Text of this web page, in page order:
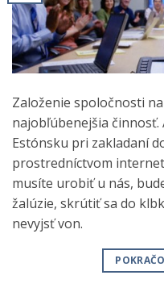
Založenie spoločnosti
najobľúbenejšia
Estónsku pri zakladaní
prostredníctvom
musíte urobiť u nás,
žalúzie, skrútiť sa do
nevyjsť von.